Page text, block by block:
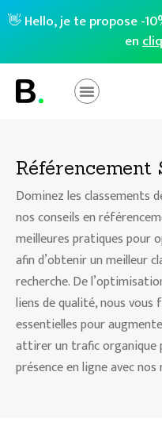
👋 Hello, je te propose -
en
Référencement
Dominez les classements
nos conseils en
meilleures pratiques pour
afin d’obtenir un meilleur
recherche. De
liens de qualité, nous
essentielles pour
attirer un trafic organique
présence en ligne avec